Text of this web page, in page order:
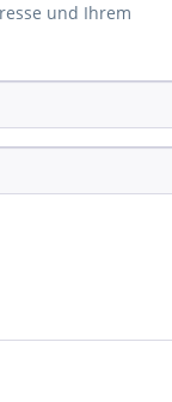
und Ihrem